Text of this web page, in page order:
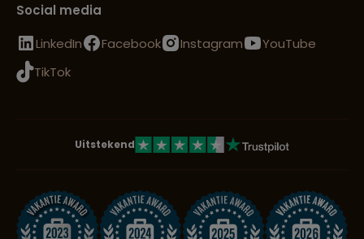
Social media
LinkedIn
Facebook Instagram
YouTube
TikTok
Uitstekend